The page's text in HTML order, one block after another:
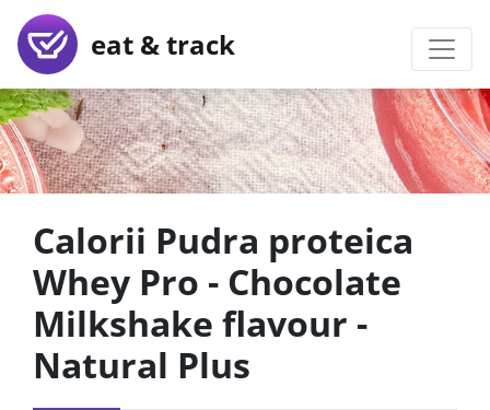
eat & track
Calorii Pudra proteica
Whey Pro - Chocolate
Milkshake flavour -
Natural Plus